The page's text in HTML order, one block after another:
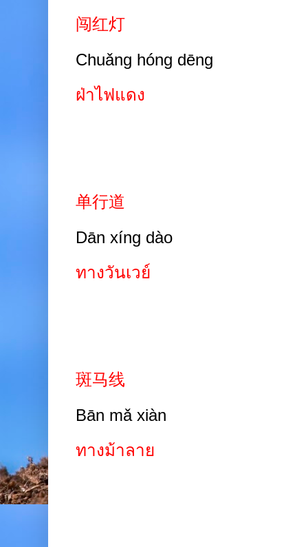
闯红灯
Chuǎng hóng dēng
ฝ่าไฟแดง
单行道
Dān xíng dào
ทางวันเวย์
斑马线
Bān mǎ xiàn
ทางม้าลาย